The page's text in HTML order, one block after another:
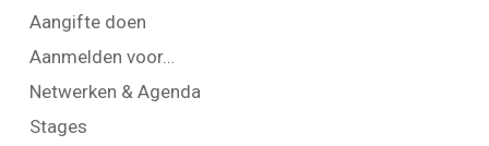
Aangifte doen
Aanmelden voor…
Netwerken & Agenda
Stages